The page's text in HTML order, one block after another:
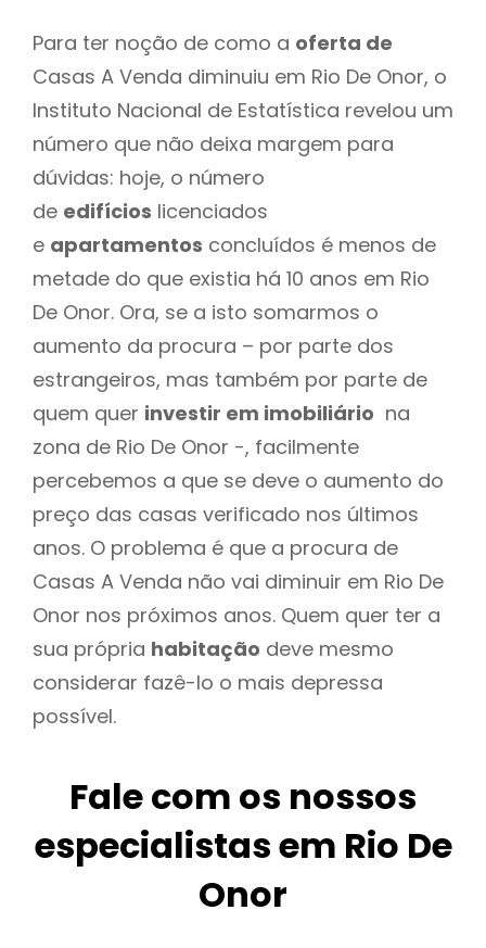
Para ter noção de como a oferta de
Casas A Venda diminuiu em Rio De Onor, o
Instituto Nacional de Estatística revelou um
número que não deixa margem para
dúvidas: hoje, o número
de edifícios licenciados
e apartamentos concluídos é menos de
metade do que existia há 10 anos em Rio
De Onor. Ora, se a isto somarmos o
aumento da procura – por parte dos
estrangeiros, mas também por parte de
quem quer investir em imobiliário na
zona de Rio De Onor -, facilmente
percebemos a que se deve o aumento do
preço das casas verificado nos últimos
anos. O problema é que a procura de
Casas A Venda não vai diminuir em Rio De
Onor nos próximos anos. Quem quer ter a
sua própria habitação deve mesmo
considerar fazê-lo o mais depressa
possível.
Fale com os nossos
especialistas em Rio De
Onor